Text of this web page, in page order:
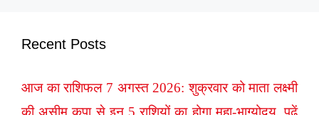
Recent Posts
आज का राशिफल 7 अगस्त 2026: शुक्रवार को माता लक्ष्मी